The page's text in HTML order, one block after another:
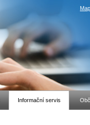
Informační servis